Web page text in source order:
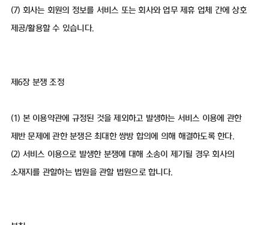
(7) 회사는 회원의 정보를 서비스 또는 회사와 업무 제휴 업체 간에 상호
제공/활용할 수 있습니다.
제6장 분쟁 조정
(1) 본 이용약관에 규정된 것을 제외하고 발생하는 서비스 이용에 관한
제반 문제에 관한 분쟁은 최대한 쌍방 합의에 의해 해결하도록 한다.
(2) 서비스 이용으로 발생한 분쟁에 대해 소송이 제기될 경우 회사의
소재지를 관할하는 법원을 관할 법원으로 합니다.